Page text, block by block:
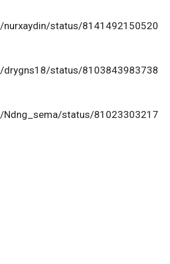
status/8141492150520
status/8103843983738
status/81023303217